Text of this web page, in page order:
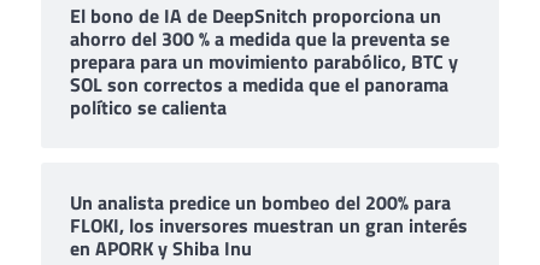
El bono de IA de DeepSnitch proporciona un
ahorro del 300 % a medida que la preventa se
prepara para un movimiento parabólico, BTC y
SOL son correctos a medida que el panorama
político se calienta
Un analista predice un bombeo del 200% para
FLOKI, los inversores muestran un gran interés
en APORK y Shiba Inu